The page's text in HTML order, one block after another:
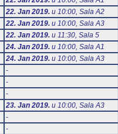
22. Jan 2019.u 10:00, Sala А2
22. Jan 2019.u 10:00, Sala А3
22. Jan 2019.u 11:30, Sala 5
24. Jan 2019.u 10:00, Sala А1
24. Jan 2019.u 10:00, Sala А3
-
-
-
23. Jan 2019.u 10:00, Sala А3
-
-